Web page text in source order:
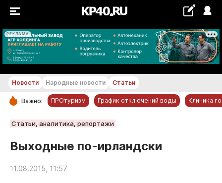
РЕКЛАМА
+19...+20 °С
РУБРИКИ
Новости компаний
Статьи
Новости Народные новости Статьи
Важно: ПРОтуризм График отключений воды Клиника
Статьи, аналитика, репортажи
Выходные по-ирландски
11.08.2015, 11:57